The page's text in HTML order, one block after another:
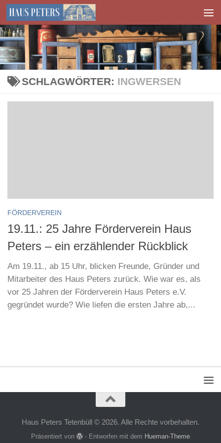
Zum Inhalt springen
SCHLAGWÖRTER: INGWERSEN
FÖRDERVEREIN
19.11.: 25 Jahre Förderverein Haus
Peters – ein erzählender Rückblick
Am 19.11., ab 15 Uhr, blicken Freunde, Gründer und
Mitarbeiter des Haus Peters zurück. Wie war es, als
vor 25 Jahren der Förderverein Haus Peters e.V.
gegründet wurde? Wie liefen die ersten Jahre ab,...
Haus Peters Tetenbüll © 2026. Alle Rechte vorbehalten.
Präsentiert von - Entworfen mit dem Hueman-Theme